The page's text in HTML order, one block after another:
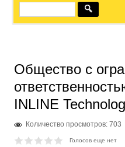
Общество с
INLINE
Количество просмотров: 703
Голосов еще нет